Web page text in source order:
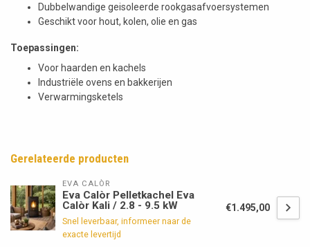
Dubbelwandige geisoleerde rookgasafvoersystemen
Geschikt voor hout, kolen, olie en gas
Toepassingen:
Voor haarden en kachels
Industriële ovens en bakkerijen
Verwarmingsketels
Gerelateerde producten
EVA CALÒR
Eva Calòr Pelletkachel Eva
Calòr Kali / 2.8 - 9.5 kW
Snel leverbaar, informeer naar de
exacte levertijd
€1.495,00